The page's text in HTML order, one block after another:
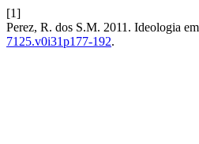
[1]
Perez, R. dos S.M. 2011. Ideologia
7125.v0i31p177-192.